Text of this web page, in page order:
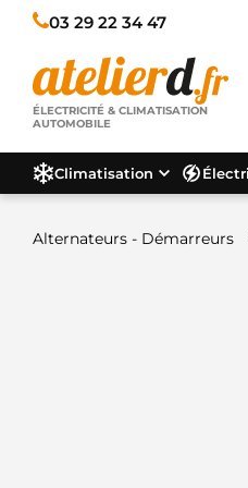
03 29 22 34 47
ÉLECTRICITÉ & CLIMATISATION
AUTOMOBILE
Climatisation
Alternateurs - Démarreurs